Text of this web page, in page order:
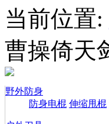
当前位置:
曹操倚天
野外防身
防身电棍 伸缩甩棍